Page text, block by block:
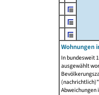
Wohnungen
In bundesweit
ausgewählt
Abweichungen